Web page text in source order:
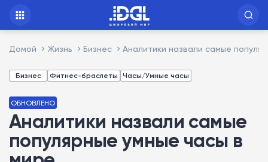
Домой Жизнь Бизнес Аналитики назвали самые
Бизнес Фитнес-браслеты Часы/Умные часы
ОБНОВЛЕНО
Аналитики назвали самые
популярные умные часы в